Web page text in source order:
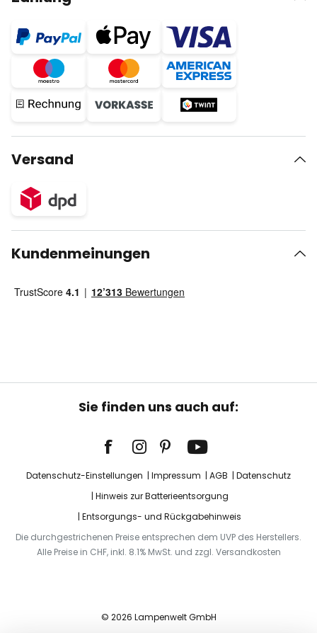
Versand
Kundenmeinungen
Sie finden uns auch auf:
Datenschutz-Einstellungen Impressum AGB
Datenschutz
Hinweis zur Batterieentsorgung
Entsorgungs- und Rückgabehinweis
Die durchgestrichenen Preise entsprechen dem UVP des Herstellers.
Alle Preise in CHF, inkl. 8.1% MwSt. und zzgl. Versandkosten
© 2026 Lampenwelt GmbH